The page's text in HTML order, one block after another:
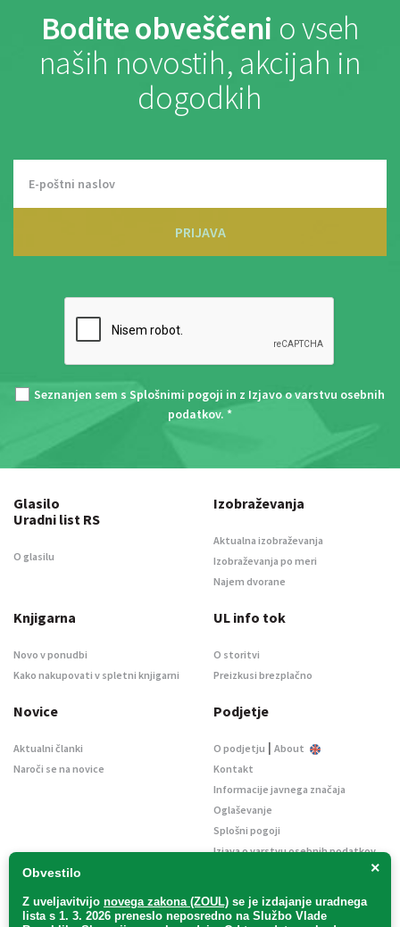
Bodite obveščeni o vseh
naših novostih, akcijah in
dogodkih
PRIJAVA
Seznanjen sem s Splošnimi pogoji in z Izjavo o varstvu osebnih
podatkov. *
×
Obvestilo
Z uveljavitvijo novega zakona (ZOUL) se je izdajanje uradnega
lista s 1. 3. 2026 preneslo neposredno na Službo Vlade
Glasilo
Uradni list RS
O glasilu
Izobraževanja
Aktualna izobraževanja
Izobraževanja po meri
Najem dvorane
Knjigarna
Novo v ponudbi
Kako nakupovati v spletni knjigarni
UL info tok
O storitvi
Preizkusi brezplačno
Novice
Aktualni članki
Naroči se na novice
Podjetje
O podjetju | About
Kontakt
Informacije javnega značaja
Oglaševanje
Splošni pogoji
Izjava o varstvu osebnih podatkov